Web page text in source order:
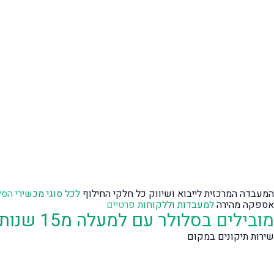
המעבדה המרכזית לייבוא ושיווק כל חלקי החילוף לכל סוגי מכשירי
אספקה מהירהלמעבדות וללקוחות פרטיים
מובילים בסלולר עם למעלה מ15 שנות ניסיון
שירות תיקונים במקום